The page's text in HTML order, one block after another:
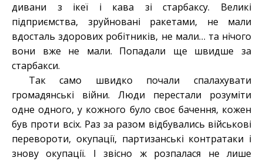
дивани з ікеї і кава зі старбаксу. Великі
підприємства, зруйновані ракетами, не мали
вдосталь здорових робітників, не мали… та нічого
вони вже не мали. Попадали ще швидше за
старбакси.
Так само швидко почали спалахувати
громадянські війни. Люди перестали розуміти
одне одного, у кожного було своє бачення, кожен
був проти всіх. Раз за разом відбувались військові
перевороти, окупації, партизанські контратаки і
знову окупації. І звісно ж розпалася не лише